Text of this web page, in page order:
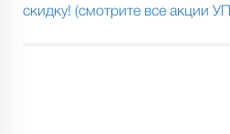
скидку! (смотрите все акции